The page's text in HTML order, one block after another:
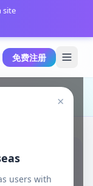
免费注册
site
×
users with
Code Plugins